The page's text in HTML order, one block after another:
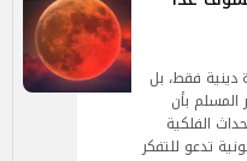
فقط، بل
بأن
الفلكية
تدعو للتفكر